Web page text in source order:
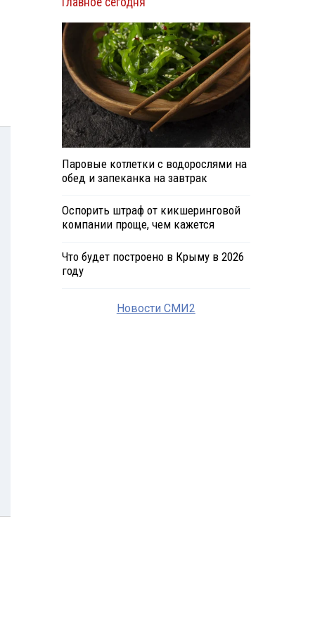
Паровые котлетки с водорослями на
обед и запеканка на завтрак
Оспорить штраф от кикшеринговой
компании проще, чем кажется
Что будет построено в Крыму в 2026
году
Новости СМИ2